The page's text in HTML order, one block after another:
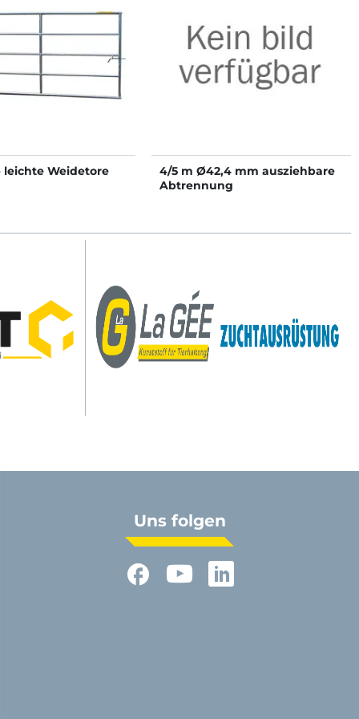
leichte Weidetore
4/5 m Ø42,4 mm ausziehbare
Abtrennung
Uns folgen